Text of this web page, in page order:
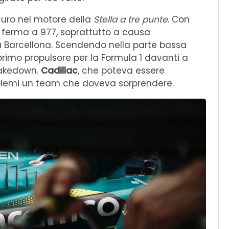
nel motore della Stella a tre punte. Con
a 977, soprattutto a causa
Scendendo nella parte bassa
propulsore per la Formula 1 davanti a
Cadillac, che poteva essere
un team che doveva sorprendere.